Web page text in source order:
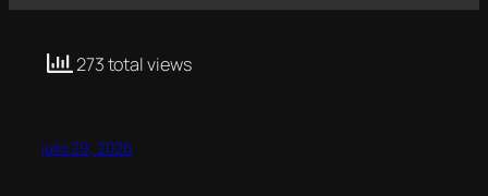
273 total views
julio 29, 2026